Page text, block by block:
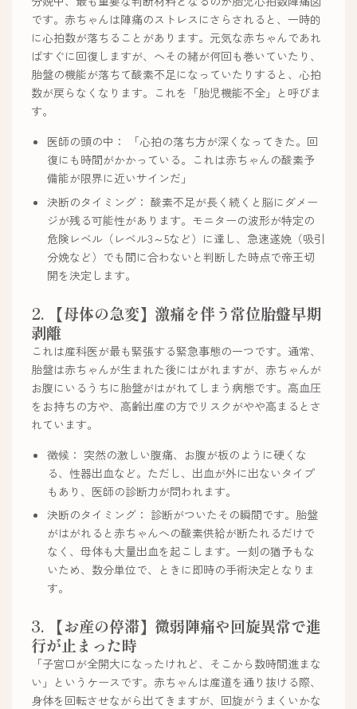
です。赤ちゃんは陣痛のストレスにさらされると、一時的
に心拍数が落ちることがあります。元気な赤ちゃんであれ
ばすぐに回復しますが、へその緒が何回も巻いていたり、
胎盤の機能が落ちて酸素不足になっていたりすると、心拍
数が戻らなくなります。これを「胎児機能不全」と呼びま
す。
医師の頭の中： 「心拍の落ち方が深くなってきた。回
復にも時間がかかっている。これは赤ちゃんの酸素予
備能が限界に近いサインだ」
決断のタイミング： 酸素不足が長く続くと脳にダメー
ジが残る可能性があります。モニターの波形が特定の
危険レベル（レベル3～5など）に達し、急速遂娩（吸引
分娩など）でも間に合わないと判断した時点で帝王切
開を決定します。
2. 【母体の急変】激痛を伴う常位胎盤早期
剥離
これは産科医が最も緊張する緊急事態の一つです。通常、
胎盤は赤ちゃんが生まれた後にはがれますが、赤ちゃんが
お腹にいるうちに胎盤がはがれてしまう病態です。高血圧
をお持ちの方や、高齢出産の方でリスクがやや高まるとさ
れています。
徴候： 突然の激しい腹痛、お腹が板のように硬くな
る、性器出血など。ただし、出血が外に出ないタイプ
もあり、医師の診断力が問われます。
決断のタイミング： 診断がついたその瞬間です。胎盤
がはがれると赤ちゃんへの酸素供給が断たれるだけで
なく、母体も大量出血を起こします。一刻の猶予もな
いため、数分単位で、ときに即時の手術決定となりま
す。
3. 【お産の停滞】微弱陣痛や回旋異常で進
行が止まった時
「子宮口が全開大になったけれど、そこから数時間進まな
い」というケースです。赤ちゃんは産道を通り抜ける際、
身体を回転させながら出てきますが、回旋がうまくいかな